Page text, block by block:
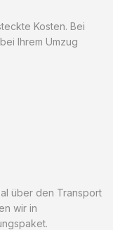
Kosten. Bei
Ihrem Umzug
über den Transport
wir in